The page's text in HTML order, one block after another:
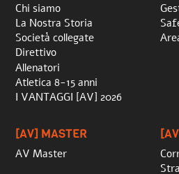
Chi siamo
La Nostra Storia
Società collegate
Direttivo
Allenatori
Atletica 8-15 anni
I VANTAGGI [AV] 2026
[AV] MASTER
AV Master